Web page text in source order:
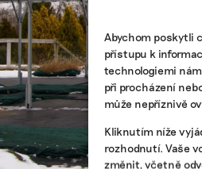
Abychom poskytli
přístupu k
technologiemi
při procházení
může nepříznivě
Kliknutím níže
rozhodnutí. Vaše
změnit, včetně